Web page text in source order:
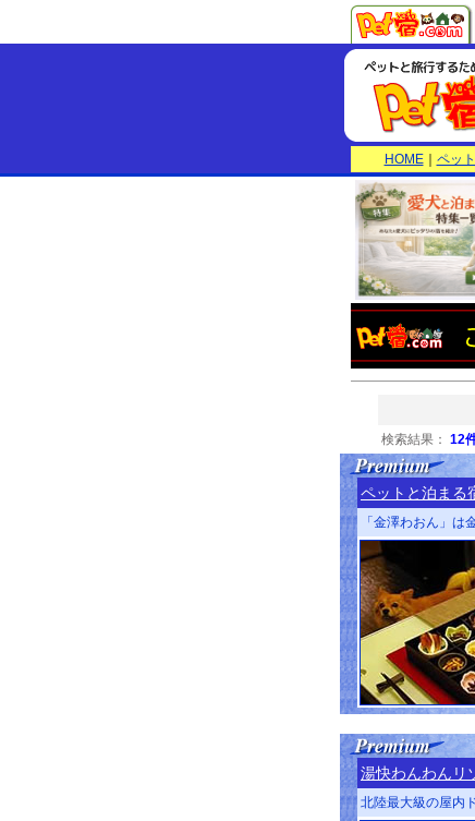
HOME｜ ペッ
検索結果： 12
ペットと泊ま
「金澤わおん」は
湯快わんわんリ
北陸最大級の屋内